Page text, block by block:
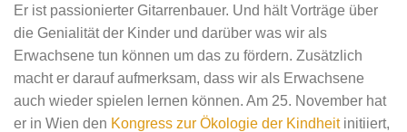
Er ist passionierter Gitarrenbauer. Und hält Vorträge über
die Genialität der Kinder und darüber was wir als
Erwachsene tun können um das zu fördern. Zusätzlich
macht er darauf aufmerksam, dass wir als Erwachsene
auch wieder spielen lernen können. Am 25. November hat
er in Wien den Kongress zur Ökologie der Kindheitinitiiert,